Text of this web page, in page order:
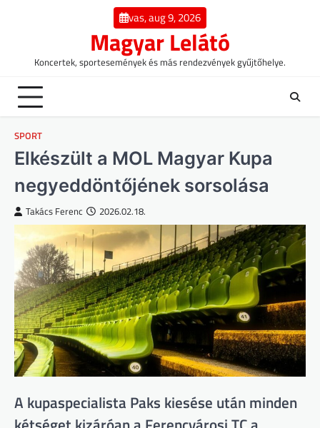
vas, aug 9, 2026
Magyar Lelátó
Koncertek, sportesemények és más rendezvények gyűjtőhelye.
SPORT
Elkészült a MOL Magyar Kupa
negyeddöntőjének sorsolása
Takács Ferenc 2026.02.18.
A kupaspecialista Paks kiesése után minden